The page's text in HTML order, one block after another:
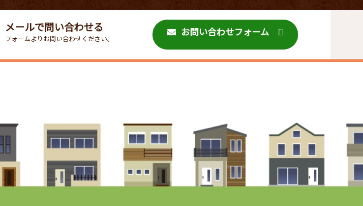
メールで問い合わせる
フォームよりお問い合わせください。
お問い合わせフォーム